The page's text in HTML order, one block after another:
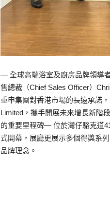
— 全球高端浴室及廚房品牌領導
售總裁（Chief Sales Officer）
重申集團對香港市場的長遠承諾
Limited，攜手開展未來增長新階
的重要里程碑— 位於灣仔駱克道
式開幕，展廳更展示多個得獎系
品牌理念。